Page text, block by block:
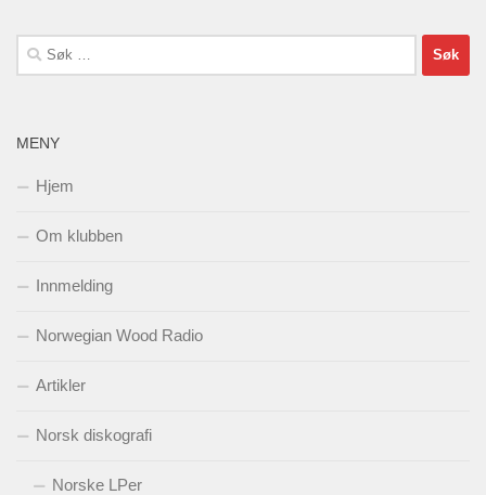
Søk
etter:
MENY
Hjem
Om klubben
Innmelding
Norwegian Wood Radio
Artikler
Norsk diskografi
Norske LPer